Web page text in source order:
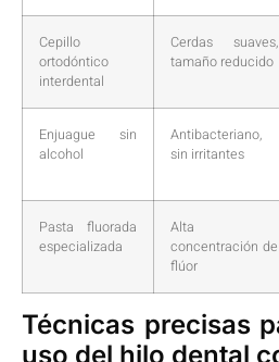
Cepillo
ortodóntico
⁣interdental
Cerdas suaves,
tamaño reducido
Enjuague sin
alcohol
Antibacteriano,
⁢sin irritantes
Pasta fluorada
⁤especializada
Alta
concentración de⁢
flúor
Técnicas precisas
uso ‍del hilo dental